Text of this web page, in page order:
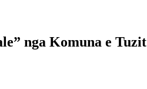
nga Komuna e Tuzit